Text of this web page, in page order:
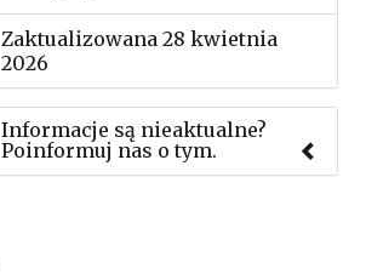
Zaktualizowana 28 kwietnia
2026
Informacje są nieaktualne?
Poinformuj nas o tym.